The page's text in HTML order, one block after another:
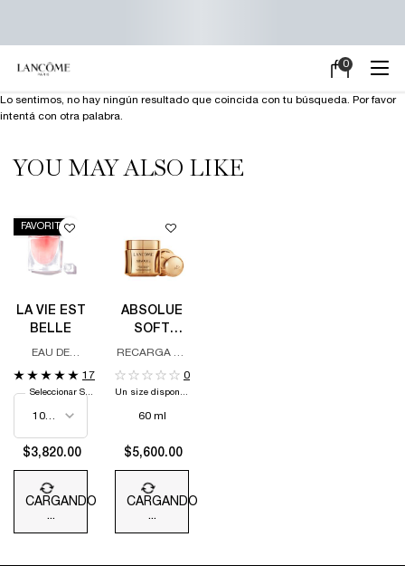
Mi
0
0 producto
Main content
Lo sentimos, no hay ningún resultado que coincida con tu búsqueda. Por favor
intentá con otra palabra.
YOU MAY ALSO LIKE
FAVORITO
LA VIE EST
BELLE
EAU DE
17
Seleccionar Size
$3,820.00
CARGANDO
...
ABSOLUE
SOFT
CREAM -
RECARGA DE
DÍA Y DE
NOCHE,
0
60 ml
$5,600.00
CARGANDO
...